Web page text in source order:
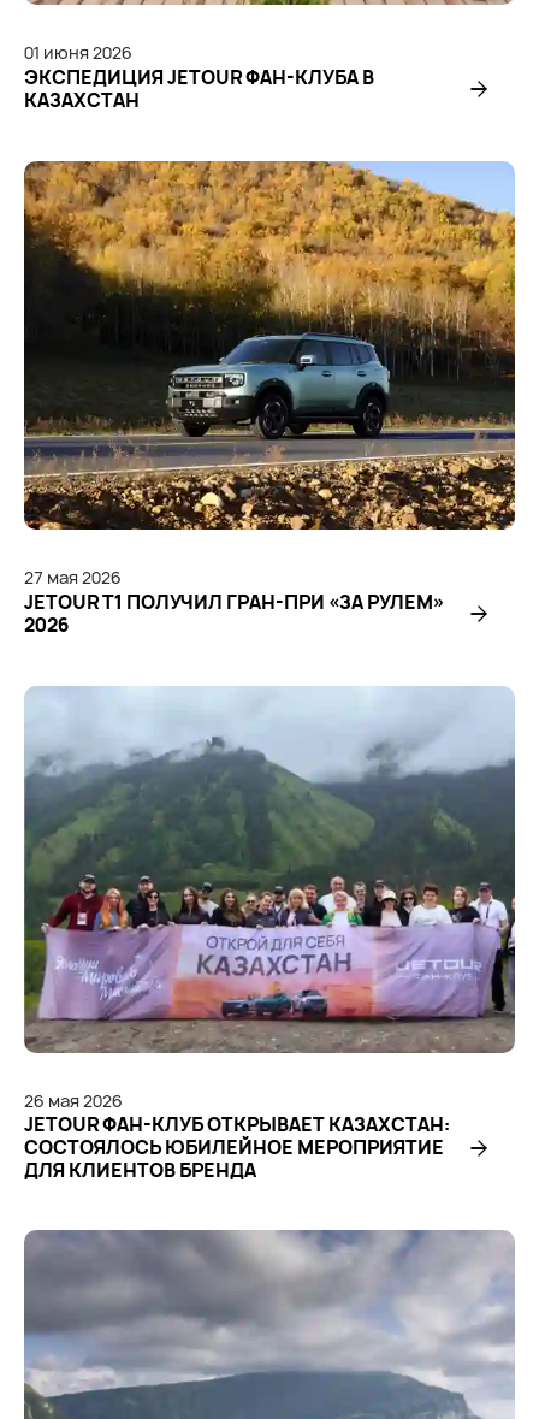
01 июня2026
ЭКСПЕДИЦИЯ JETOUR ФАН-КЛУБА В
КАЗАХСТАН
27 мая2026
JETOUR T1 ПОЛУЧИЛ ГРАН-ПРИ «ЗА РУЛЕМ»
2026
26 мая2026
JETOUR ФАН-КЛУБ ОТКРЫВАЕТ КАЗАХСТАН:
СОСТОЯЛОСЬ ЮБИЛЕЙНОЕ МЕРОПРИЯТИЕ
ДЛЯ КЛИЕНТОВ БРЕНДА